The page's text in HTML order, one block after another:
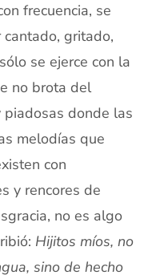
frecuencia, se
gritado,
se ejerce con la
no brota del
piadosas donde las
melodías que
con
y rencores de
no es algo
Hijitos míos, no
sino de hecho